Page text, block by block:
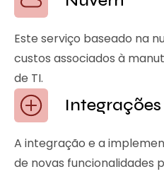
Este serviço baseado na
custos associados à
de TI.
A integração e a
de novas funcionalidades